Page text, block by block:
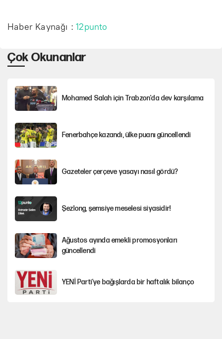
Haber Kaynağı :12punto
Çok Okunanlar
Mohamed Salah için Trabzon'da dev karşılama
Fenerbahçe kazandı, ülke puanı güncellendi
Gazeteler çerçeve yasayı nasıl gördü?
Şezlong, şemsiye meselesi siyasidir!
Ağustos ayında emekli promosyonları
güncellendi
YENİ Parti'ye bağışlarda bir haftalık bilanço